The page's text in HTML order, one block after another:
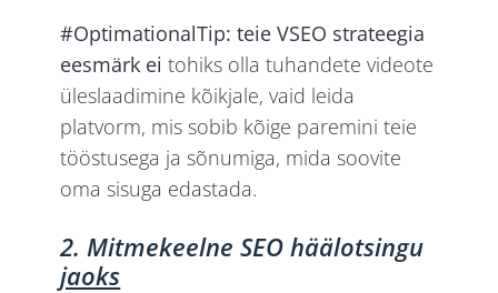
#OptimationalTip: teie VSEO strateegia
eesmärk eitohiks olla tuhandete videote
üleslaadimine kõikjale, vaid leida
platvorm, mis sobib kõige paremini teie
tööstusega ja sõnumiga, mida soovite
oma sisuga edastada.
2. Mitmekeelne SEO häälotsingu
jaoks